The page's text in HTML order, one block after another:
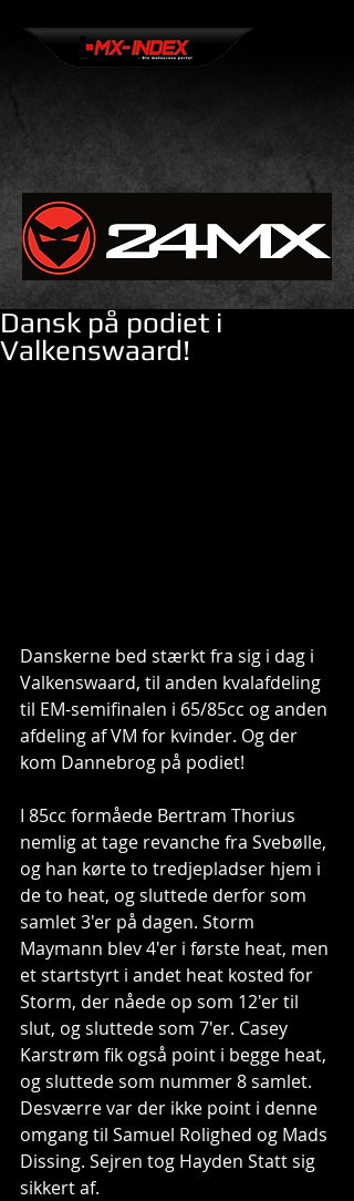
Dansk på podiet i
Valkenswaard!
Danskerne bed stærkt fra sig i dag i
Valkenswaard, til anden kvalafdeling
til EM-semifinalen i 65/85cc og anden
afdeling af VM for kvinder. Og der
kom Dannebrog på podiet!
I 85cc formåede Bertram Thorius
nemlig at tage revanche fra Svebølle,
og han kørte to tredjepladser hjem i
de to heat, og sluttede derfor som
samlet 3'er på dagen. Storm
Maymann blev 4'er i første heat, men
et startstyrt i andet heat kosted for
Storm, der nåede op som 12'er til
slut, og sluttede som 7'er. Casey
Karstrøm fik også point i begge heat,
og sluttede som nummer 8 samlet.
Desværre var der ikke point i denne
omgang til Samuel Rolighed og Mads
Dissing. Sejren tog Hayden Statt sig
sikkert af.